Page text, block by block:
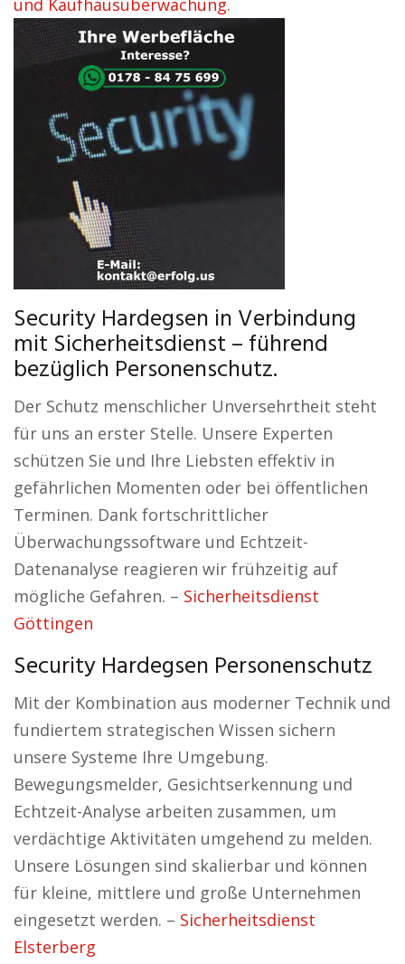
und Kaufhausüberwachung.
Security Hardegsen in Verbindung
mit Sicherheitsdienst – führend
bezüglich Personenschutz.
Der Schutz menschlicher Unversehrtheit steht
für uns an erster Stelle. Unsere Experten
schützen Sie und Ihre Liebsten effektiv in
gefährlichen Momenten oder bei öffentlichen
Terminen. Dank fortschrittlicher
Überwachungssoftware und Echtzeit-
Datenanalyse reagieren wir frühzeitig auf
mögliche Gefahren. – Sicherheitsdienst
Göttingen
Security Hardegsen Personenschutz
Mit der Kombination aus moderner Technik und
fundiertem strategischen Wissen sichern
unsere Systeme Ihre Umgebung.
Bewegungsmelder, Gesichtserkennung und
Echtzeit-Analyse arbeiten zusammen, um
verdächtige Aktivitäten umgehend zu melden.
Unsere Lösungen sind skalierbar und können
für kleine, mittlere und große Unternehmen
eingesetzt werden. – Sicherheitsdienst
Elsterberg